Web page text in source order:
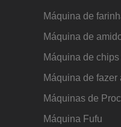
Máquina de
Máquina de
Máquina de
Máquina de fazer
Máquinas de
Máquina Fufu